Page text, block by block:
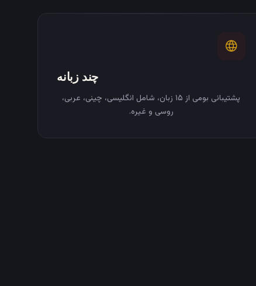
چند زبانه
پشتیبانی بومی از ۱۵ زبان، شامل انگلیسی، چینی، عربی،
روسی و غیره.